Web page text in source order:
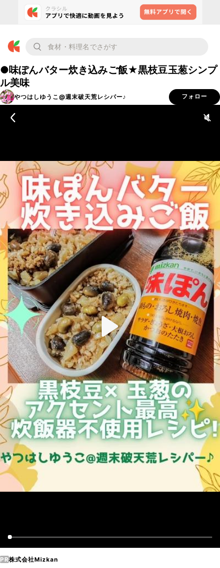
●味ぽんバター炊き込みご飯★黒枝豆玉葱シンプ
ル美味
やつはしゆうこ@週末破天荒レシパー♪ フォロー
PR株式会社Mizkan